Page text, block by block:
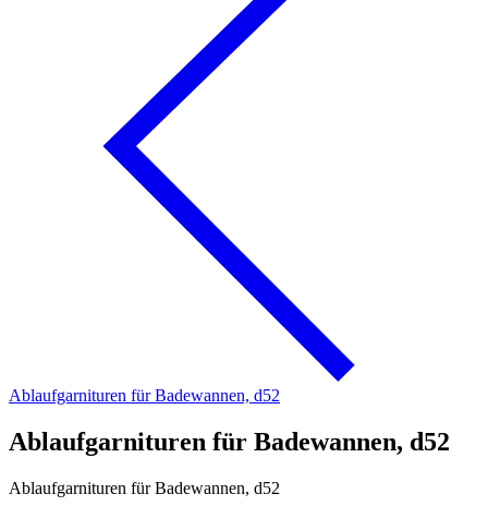
Ablaufgarnituren für Badewannen, d52
Ablaufgarnituren für Badewannen, d52
Ablaufgarnituren für Badewannen, d52